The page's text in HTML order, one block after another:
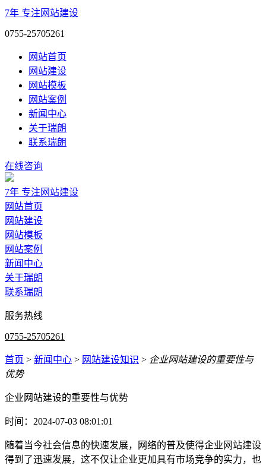
7年 专注网站建设
0755-25705261
网站首页
网站建设
网站模板
网站案例
新闻中心
关于瑞朗
联系瑞朗
在线咨询
7年 专注网站建设
网站首页
网站建设
网站模板
网站案例
新闻中心
关于瑞朗
联系瑞朗
服务热线
0755-25705261
首页 > 新闻中心 > 网站建设知识 > 企业网站建设的重要性与
优势
企业网站建设的重要性与优势
时间：2024-07-03 08:01:01
随着当今社会信息的快速发展，网络的普及使得企业网站建设
得到了迅速发展，这不仅让企业更加具有市场竞争的实力，也